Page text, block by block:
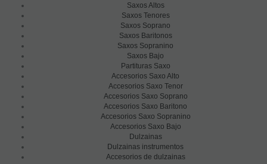
Saxos Altos
Saxos Tenores
Saxos Soprano
Saxos Baritonos
Saxos Sopranino
Saxos Bajo
Partituras Saxo
Accesorios Saxo Alto
Accesorios Saxo Tenor
Accesorios Saxo Soprano
Accesorios Saxo Baritono
Accesorios Saxo Sopranino
Accesorios Saxo Bajo
Dulzainas
Dulzainas instrumentos
Accesorios de dulzainas